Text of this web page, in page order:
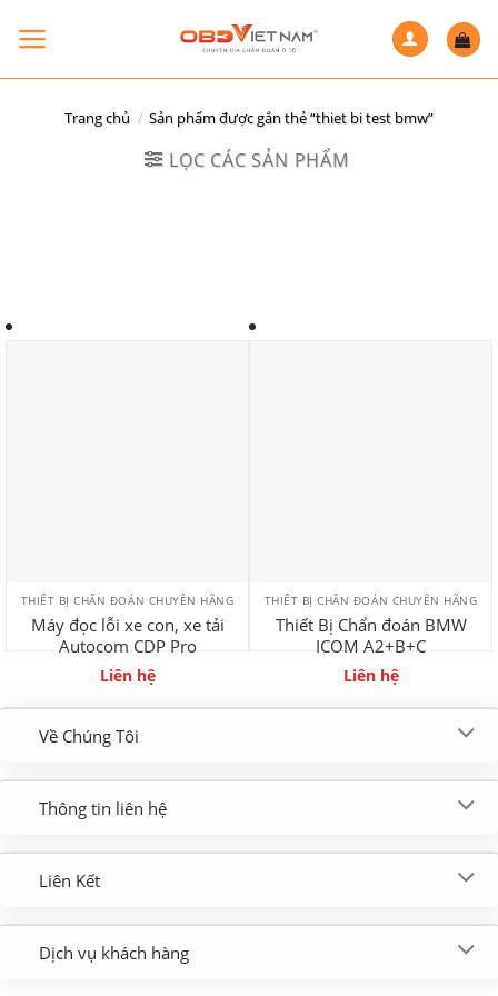
Trang chủ / Sản phẩm được gắn thẻ “thiet bi test bmw”
LỌC CÁC SẢN PHẨM
THIẾT BỊ CHẨN ĐOÁN CHUYÊN HÃNG
Máy đọc lỗi xe con, xe tải
Autocom CDP Pro
Liên hệ
THIẾT BỊ CHẨN ĐOÁN CHUYÊN HÃNG
Thiết Bị Chẩn đoán BMW
ICOM A2+B+C
Liên hệ
Về Chúng Tôi
Thông tin liên hệ
Liên Kết
Dịch vụ khách hàng